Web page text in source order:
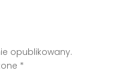
opublikowany.
*